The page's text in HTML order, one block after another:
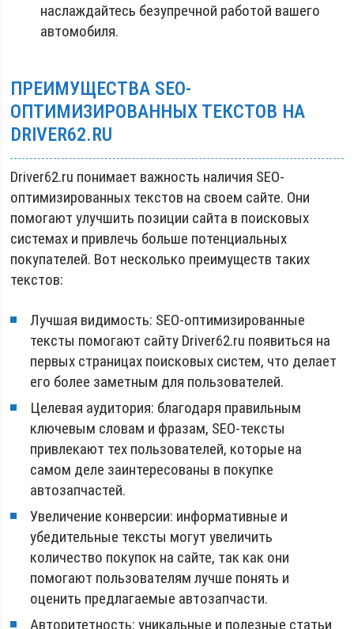
наслаждайтесь безупречной работой вашего
автомобиля.
ПРЕИМУЩЕСТВА SEO-
ОПТИМИЗИРОВАННЫХ ТЕКСТОВ НА
DRIVER62.RU
Driver62.ru понимает важность наличия SEO-
оптимизированных текстов на своем сайте. Они
помогают улучшить позиции сайта в поисковых
системах и привлечь больше потенциальных
покупателей. Вот несколько преимуществ таких
текстов:
Лучшая видимость: SEO-оптимизированные
тексты помогают сайту Driver62.ru появиться на
первых страницах поисковых систем, что делает
его более заметным для пользователей.
Целевая аудитория: благодаря правильным
ключевым словам и фразам, SEO-тексты
привлекают тех пользователей, которые на
самом деле заинтересованы в покупке
автозапчастей.
Увеличение конверсии: информативные и
убедительные тексты могут увеличить
количество покупок на сайте, так как они
помогают пользователям лучше понять и
оценить предлагаемые автозапчасти.
Авторитетность: уникальные и полезные статьи